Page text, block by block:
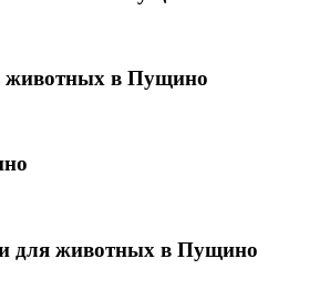
животных в Пущино
для животных в Пущино